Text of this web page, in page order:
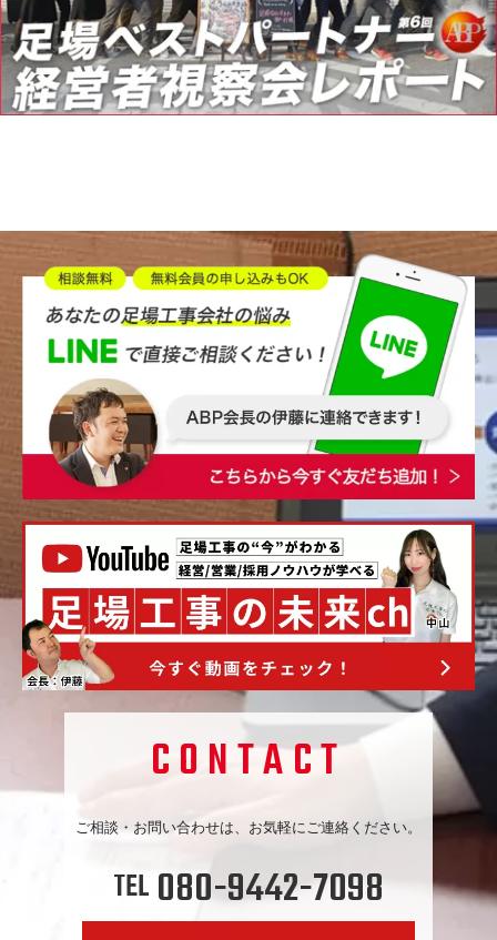
CONTACT
ご相談・お問い合わせは、お気軽にご連絡ください。
TEL 080-9442-7098